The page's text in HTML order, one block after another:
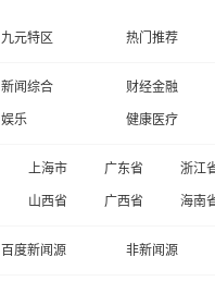
九元特区 热门推荐
新闻综合 财经金融
娱乐 健康医疗
上海市 广东省 浙江
山西省 广西省 海南
百度新闻源 非新闻源